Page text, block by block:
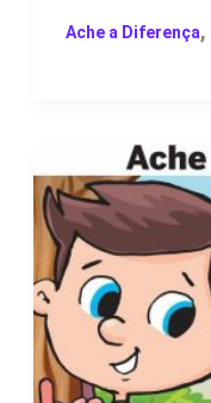
Ache a Diferença,